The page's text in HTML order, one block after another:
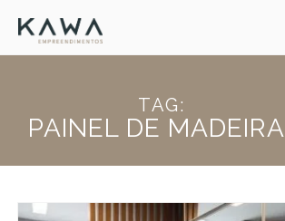
TAG:
PAINEL DE MADEIRA